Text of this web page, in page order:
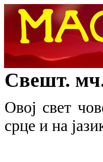
Свешт.
Овој свет
срце и на